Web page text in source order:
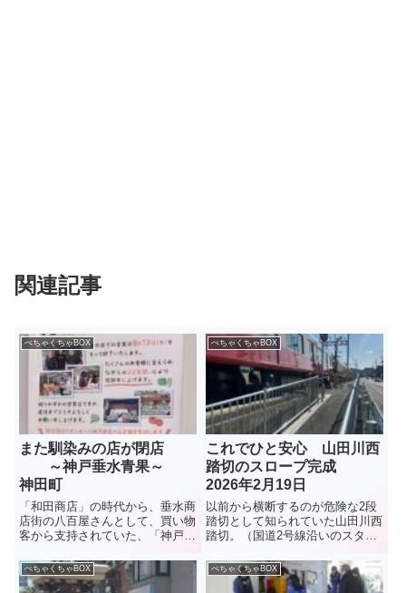
関連記事
ぺちゃくちゃBOX
また馴染みの店が閉店
～神戸垂水青果～
神田町
「和田商店」の時代から、垂水商
店街の八百屋さんとして、買い物
客から支持されていた、「神戸垂
移転、店も広くなって買いやすく
なったと評判だったが・・・。今
ぺちゃくちゃBOX
これでひと安心 山田川西
踏切のスロープ完成
2026年2月19日
以前から横断するのが危険な2段
踏切として知られていた山田川西
踏切。（国道2号線沿いのスター
もちゃ箱でも危険な踏切として
10年ほど前に紹介していた。残
ぺちゃくちゃBOX ぺちゃくちゃBOX